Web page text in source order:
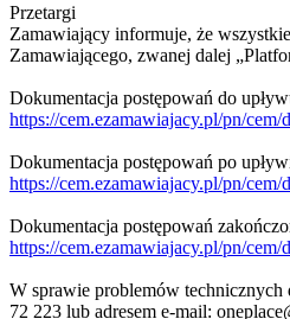
Przetargi
Zamawiający informuje, że
Zamawiającego, zwanej dalej
Dokumentacja postępowań do
https://cem.ezamawiajacy.pl/pn/
Dokumentacja postępowań po
https://cem.ezamawiajacy.pl/pn/
Dokumentacja postępowań
https://cem.ezamawiajacy.pl/pn/
W sprawie problemów technicznych
72 223 lub adresem e-mail: